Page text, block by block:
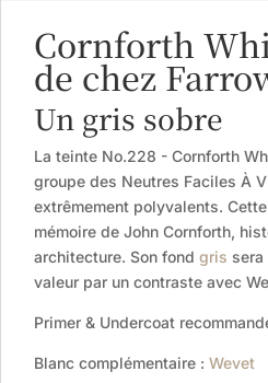
Cornforth
de chez
Un gris sobre
La teinte No.228 - Cornforth
groupe des Neutres Faciles À
extrêmement polyvalents.
mémoire de John Cornforth,
architecture. Son fond gris sera
valeur par un contraste avec
Primer & Undercoat
Blanc complémentaire : Wevet